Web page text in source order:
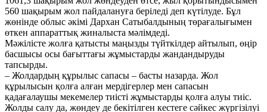
560 шақырым жол пайдалануға беріледі деп күтілуде. Бұл
жөнінде облыс әкімі Дархан Сатыбалдының төрағалығымен
өткен аппараттық жиналыста мәлімдеді.
Мәжілісте жолға қатысты маңызды түйткілдер айтылып, өңір
басшысы осы бағыттағы жұмыстарды жандандыруды
тапсырды.
– Жолдардың құрылыс сапасы – басты назарда. Жол
құрылысын қолға алған мердігерлер мен сапасын
қадағалаушы мекемелер тиісті жұмыстарды қолға алуы тиіс.
Жолды салу да, жөндеу де бекітілген кестеге сәйкес жүргізілуі